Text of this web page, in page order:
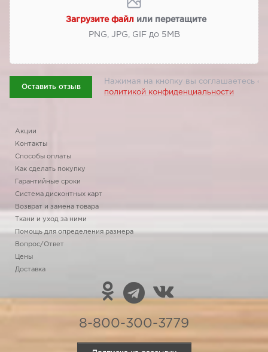
Загрузите файл или перетащите
PNG, JPG, GIF до 5МВ
Оставить отзыв
Нажимая на кнопку вы соглашаетесь с
политикой конфиденциальности
Акции
Контакты
Способы оплаты
Как сделать покупку
Гарантийные сроки
Система дисконтных карт
Возврат и замена товара
Ткани и уход за ними
Помощь для определения размера
Вопрос/Ответ
Цены
Доставка
8-800-300-3779